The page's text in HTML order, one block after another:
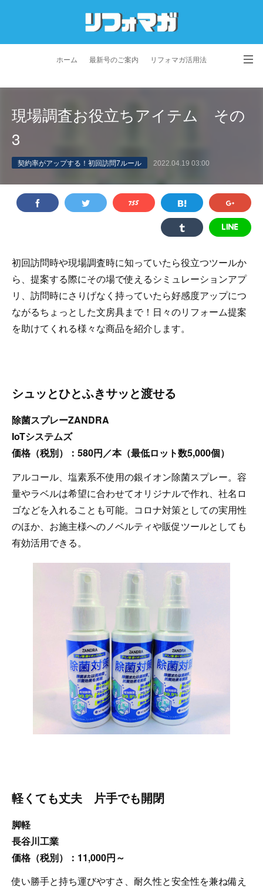
ホーム 最新号のご案内 リフォマガ活用法
プライバシーポリシー 利用規約 会社概要
現場調査お役立ちアイテム その
3
契約率がアップする！初回訪問7ルール 2022.04.19 03:00
初回訪問時や現場調査時に知っていたら役立つツールか
ら、提案する際にその場で使えるシミュレーションアプ
リ、訪問時にさりげなく持っていたら好感度アップにつ
ながるちょっとした文房具まで！日々のリフォーム提案
を助けてくれる様々な商品を紹介します。
シュッとひとふきサッと渡せる
除菌スプレーZANDRA
IoTシステムズ
価格（税別）：580円／本（最低ロット数5,000個）
アルコール、塩素系不使用の銀イオン除菌スプレー。容
量やラベルは希望に合わせてオリジナルで作れ、社名ロ
ゴなどを入れることも可能。コロナ対策としての実用性
のほか、お施主様へのノベルティや販促ツールとしても
有効活用できる。
軽くても丈夫 片手でも開閉
脚軽
長谷川工業
価格（税別）：11,000円～
使い勝手と持ち運びやすさ、耐久性と安全性を兼ね備え